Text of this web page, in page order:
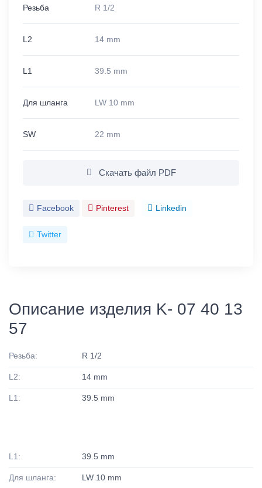
Резьба R 1/2
L2 14 mm
L1 39.5 mm
Для шланга LW 10 mm
SW 22 mm
Скачать файл PDF
Facebook Pinterest Linkedin
Twitter
Описание изделия K- 07 40 13
57
Резьба: R 1/2
L2: 14 mm
L1: 39.5 mm
L1: 39.5 mm
Для шланга: LW 10 mm